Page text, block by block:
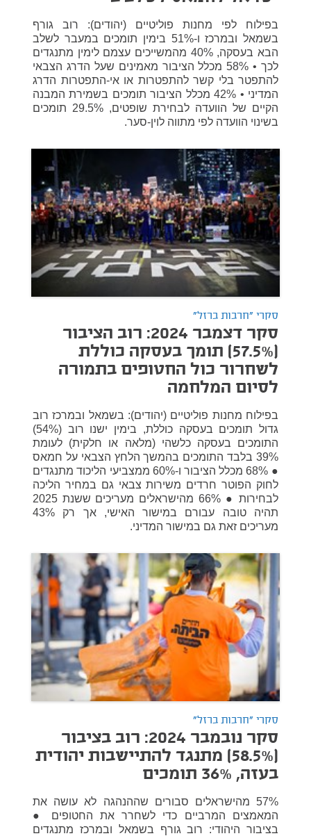
בפילוח לפי מחנות פוליטיים (יהודים): רוב גורף
בשמאל ובמרכז ו-51% בימין תומכים במעבר לשלב
הבא בעסקה, 40% מהמשייכים עצמם לימין מתנגדים
לכך • 58% מכלל הציבור מאמינים שעל הדרג הצבאי
להתפטר בלי קשר להתפטרות או אי-התפטרות הדרג
המדיני • 42% מכלל הציבור תומכים בשמירת המבנה
הקיים של הוועדה לבחירת שופטים, 29.5% תומכים
בשינוי הוועדה לפי מתווה לוין-סער.
סקרי "חרבות ברזל"
סקר דצמבר 2024: רוב הציבור
(57.5%) תומך בעסקה כוללת
לשחרור כול החטופים בתמורה
לסיום המלחמה
בפילוח מחנות פוליטיים (יהודים): בשמאל ובמרכז רוב
גדול תומכים בעסקה כוללת, בימין ישנו רוב (54%)
התומכים בעסקה כלשהי (מלאה או חלקית) לעומת
39% בלבד התומכים בהמשך הלחץ הצבאי על חמאס
● 68% מכלל הציבור ו-60% ממצביעי הליכוד מתנגדים
לחוק הפוטר חרדים משירות צבאי גם במחיר הליכה
לבחירות ● 66% מהישראלים מעריכים ששנת 2025
תהיה טובה עבורם במישור האישי, אך רק 43%
מעריכים זאת גם במישור המדיני.
סקרי "חרבות ברזל"
סקר נובמבר 2024: רוב בציבור
(58.5%) מתנגד להתיישבות יהודית
בעזה, 36% תומכים
57% מהישראלים סבורים שההנהגה לא עושה את
המאמצים המרביים כדי לשחרר את החטופים ●
בציבור היהודי: רוב גורף בשמאל ובמרכז מתנגדים